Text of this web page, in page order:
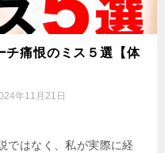
チ痛恨のミス５選【体
年11月21日
ではなく、私が実際に経